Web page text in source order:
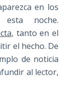
en los
noche.
, tanto en el
el hecho. De
de noticia
al lector,